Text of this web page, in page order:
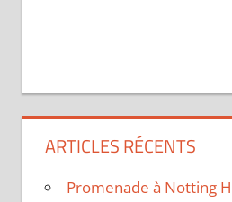
ARTICLES RÉCENTS
Promenade à Notting